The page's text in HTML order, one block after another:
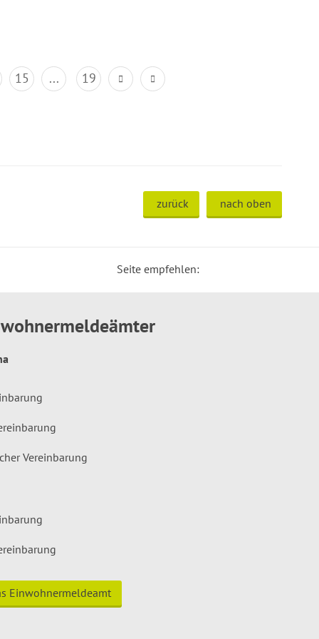
15 ... 19
zurück nach oben
Seite empfehlen:
Vereinbarung
Einwohnermeldeamt